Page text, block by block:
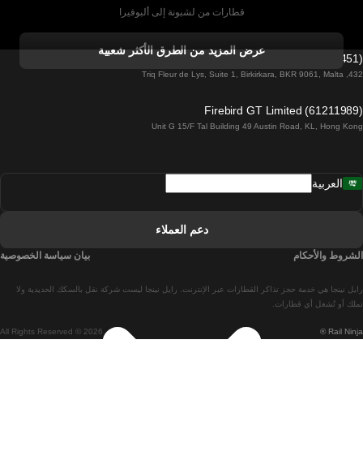
قطارات من لشبونة إلى ألبوفيرا
قطارات من ألبوفيرا إلى لشبونة
قطارات من لشبونة إلى لاغوس
قطارات من لشبونة إلى مدريد
قطارات من مدريد إلى برشلونة
عرض المزيد من الطرق الأكثر شعبية
Firebird GT Limited (OC 1451)
432, Triq Fleur de Lys, Suite 1, Birkirkara, BKR 9061, Malta
Firebird GT Limited (61211989)
Unit G 15/F Tal Building 49 Austin Road, KL, Hong Kong
Rail Ninja ®
All Rights Reserved © 2026
رايل نينجا هي خدمة حجز تذاكر القطارات عبر الإنترنت. رايل نينجا ليست شركة نقل بالسكك الحديدية ولا
تملك أو تُشغل أي قطارات.
العربية
دعم العملاء
الشروط والأحكام بيان سياسة الخصوصية